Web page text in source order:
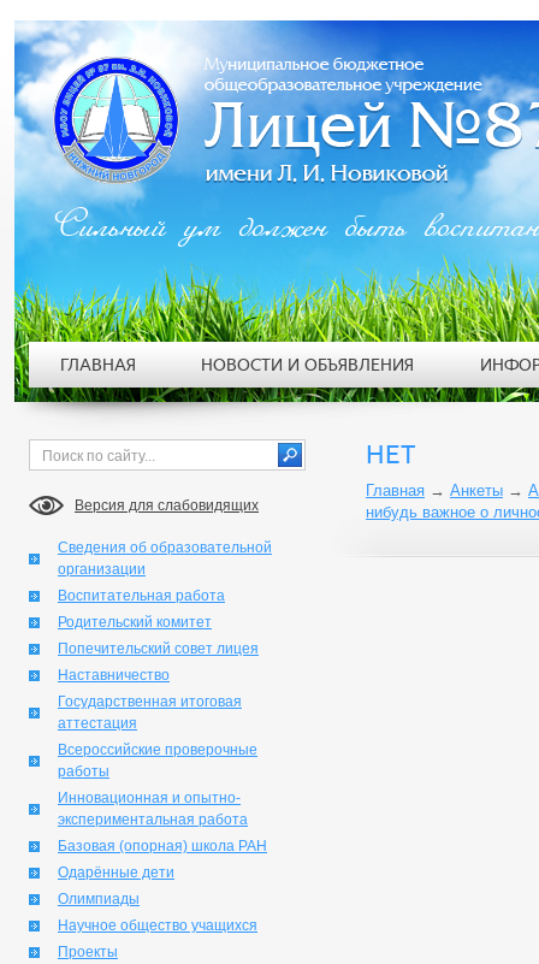
Версия для слабовидящих
Сведения об образовательной
организации
Воспитательная работа
Родительский комитет
Попечительский совет лицея
Наставничество
Государственная итоговая
аттестация
Всероссийские проверочные
работы
Инновационная и опытно-
экспериментальная работа
Базовая (опорная) школа РАН
Одарённые дети
Олимпиады
Научное общество учащихся
Проекты
НЕТ
Главная → Анкеты →
нибудь важное о
Сильный ум должен быть
ГЛАВНАЯ НОВОСТИ И ОБЪЯВЛЕНИЯ